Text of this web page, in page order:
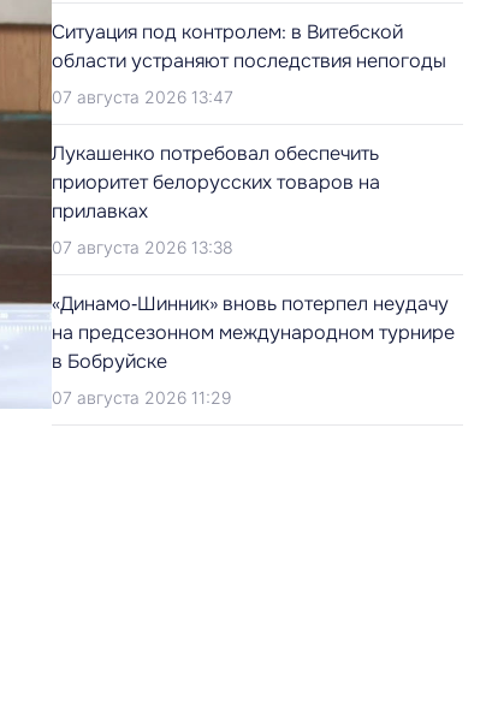
Ситуация под контролем: в Витебской
области устраняют последствия непогоды
07 августа 2026 13:47
Лукашенко потребовал обеспечить
приоритет белорусских товаров на
прилавках
07 августа 2026 13:38
«Динамо‑Шинник» вновь потерпел неудачу
на предсезонном международном турнире
в Бобруйске
07 августа 2026 11:29